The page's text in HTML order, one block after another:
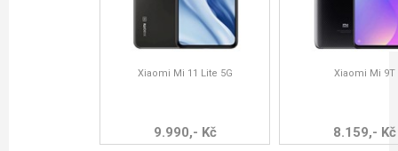
Xiaomi Mi 11 Lite 5G
9.990,- Kč
Xiaomi Mi 9T
8.159,- Kč